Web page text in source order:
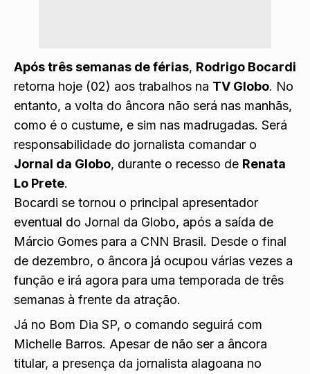
Após três semanas de férias, Rodrigo Bocardi
retorna hoje (02) aos trabalhos na TV Globo. No
entanto, a volta do âncora não será nas manhãs,
como é o custume, e sim nas madrugadas. Será
responsabilidade do jornalista comandar o
Jornal da Globo, durante o recesso de Renata
Lo Prete.
Bocardi se tornou o principal apresentador
eventual do Jornal da Globo, após a saída de
Márcio Gomes para a CNN Brasil. Desde o final
de dezembro, o âncora já ocupou várias vezes a
função e irá agora para uma temporada de três
semanas à frente da atração.
Já no Bom Dia SP, o comando seguirá com
Michelle Barros. Apesar de não ser a âncora
titular, a presença da jornalista alagoana no